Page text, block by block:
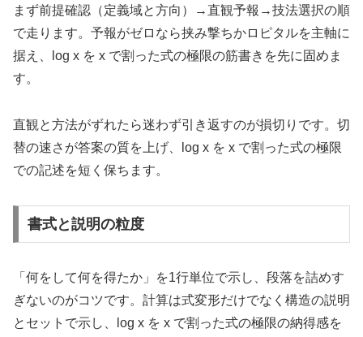
まず前提確認（定義域と方向）→直観予報→技法選択の順
で走ります。予報がゼロなら挟み撃ちかロピタルを主軸に
据え、log x を x で割った式の極限の筋書きを先に固めま
す。
直観と方法がずれたら迷わず引き返すのが損切りです。切
替の速さが答案の質を上げ、log x を x で割った式の極限
での記述を短く保ちます。
書式と説明の粒度
「何をして何を得たか」を1行単位で示し、段落を詰めす
ぎないのがコツです。計算は式変形だけでなく構造の説明
とセットで示し、log x を x で割った式の極限の納得感を